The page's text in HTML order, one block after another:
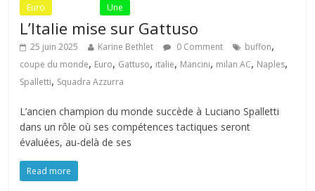
Euro Une
L’Italie mise sur Gattuso
25 juin 2025 Karine Bethlet 0 Comment buffon,
coupe du monde, Euro, Gattuso, italie, Mancini, milan AC, Naples,
Spalletti, Squadra Azzurra
L’ancien champion du monde succède à Luciano Spalletti
dans un rôle où ses compétences tactiques seront
évaluées, au-delà de ses
Read more